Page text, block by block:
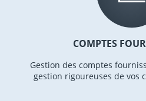
COMPTES
Gestion des comptes
gestion rigoureuses de vos